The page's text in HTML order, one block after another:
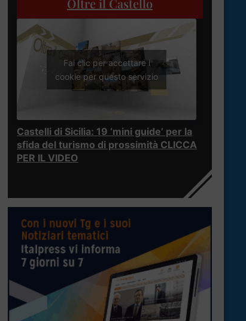
Oltre il Castello
Fai clic per accettare i
cookie per questo servizio
Castelli di Sicilia: 19 ‘mini guide’ per la
sfida del turismo di prossimità CLICCA
PER IL VIDEO